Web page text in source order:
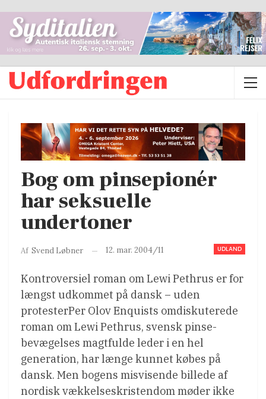
Bog om pinsepionér
har seksuelle
undertoner
UDLAND
Af Svend Løbner 12. mar. 2004/11
Kontroversiel roman om Lewi Pethrus er for
længst udkommet på dansk – uden
protesterPer Olov Enquists omdiskuterede
roman om Lewi Pethrus, svensk pinse-
bevægelses magtfulde leder i en hel
generation, har længe kunnet købes på
dansk. Men bogens misvisende billede af
nordisk vækkelseskristendom møder ikke